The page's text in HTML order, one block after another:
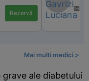
Rezervă
📅
Mai multi medici >
ale diabetului